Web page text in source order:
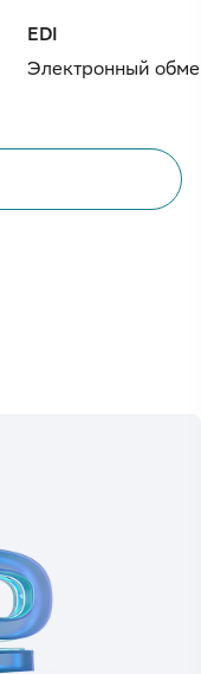
EDI
Электронный